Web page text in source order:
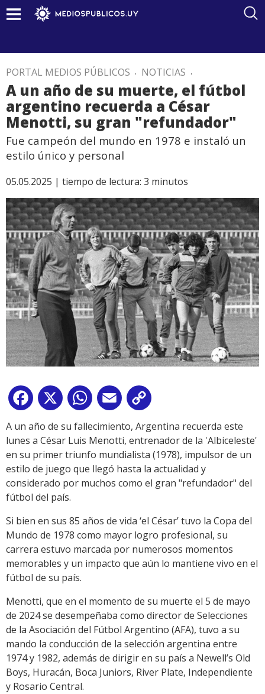
PORTAL MEDIOS PÚBLICOS . NOTICIAS .
A un año de su muerte, el fútbol
argentino recuerda a César
Menotti, su gran "refundador"
Fue campeón del mundo en 1978 e instaló un
estilo único y personal
05.05.2025 | tiempo de lectura: 3 minutos
Facebook
X WhatsApp
Email
Link
A un año de su fallecimiento, Argentina recuerda este
lunes a César Luis Menotti, entrenador de la 'Albiceleste'
en su primer triunfo mundialista (1978), impulsor de un
estilo de juego que llegó hasta la actualidad y
considerado por muchos como el gran "refundador" del
fútbol del país.
Si bien en sus 85 años de vida ‘el César’ tuvo la Copa del
Mundo de 1978 como mayor logro profesional, su
carrera estuvo marcada por numerosos momentos
memorables y un impacto que aún lo mantiene vivo en el
fútbol de su país.
Menotti, que en el momento de su muerte el 5 de mayo
de 2024 se desempeñaba como director de Selecciones
de la Asociación del Fútbol Argentino (AFA), tuvo a su
mando la conducción de la selección argentina entre
1974 y 1982, además de dirigir en su país a Newell’s Old
Boys, Huracán, Boca Juniors, River Plate, Independiente
y Rosario Central.